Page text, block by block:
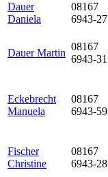
Dauer
Daniela
08167
6943-27
Dauer Martin
08167
6943-31
Eckebrecht
Manuela
08167
6943-59
Fischer
Christine
08167
6943-28